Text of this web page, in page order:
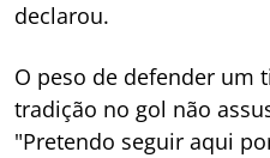
declarou.
O peso de defender um
tradição no gol não
"Pretendo seguir aqui